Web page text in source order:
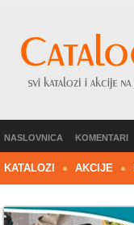
NASLOVNICA KOMENTARI
KATALOZI AKCIJE